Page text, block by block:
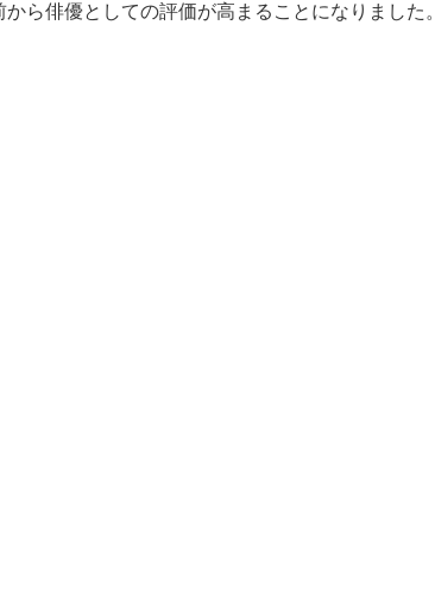
ら俳優としての評価が高まることになりました。